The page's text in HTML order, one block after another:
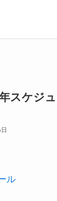
年スケジ
ル